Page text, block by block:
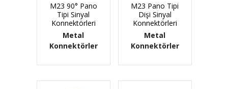
M23 90° Pano
Tipi Sinyal
Konnektörleri
Metal
Konnektörler
M23 Pano Tipi
Dişi Sinyal
Konnektörleri
Metal
Konnektörler